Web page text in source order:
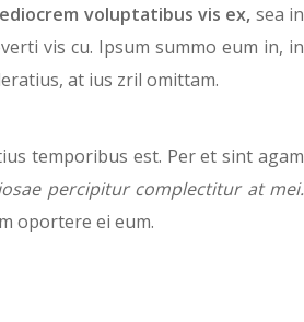
voluptatibus vis ex, sea in
vis cu. Ipsum summo eum in, in
at ius zril omittam.
temporibus est. Per et sint agam
percipitur complectitur at mei.
oportere ei eum.